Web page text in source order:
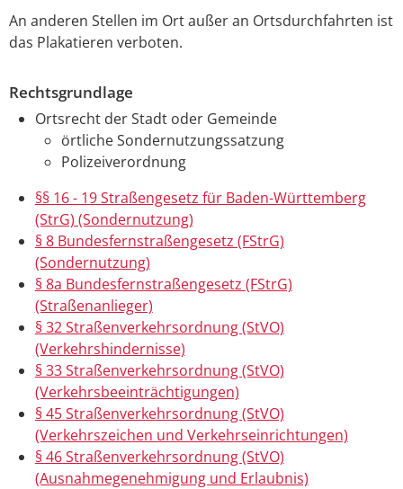
An anderen Stellen im Ort außer an Ortsdurchfahrten ist
das Plakatieren verboten.
Rechtsgrundlage
Ortsrecht der Stadt oder Gemeinde
örtliche Sondernutzungssatzung
Polizeiverordnung
§§ 16 - 19 Straßengesetz für Baden-Württemberg
(StrG) (Sondernutzung)
§ 8 Bundesfernstraßengesetz (FStrG)
(Sondernutzung)
§ 8a Bundesfernstraßengesetz (FStrG)
(Straßenanlieger)
§ 32 Straßenverkehrsordnung (StVO)
(Verkehrshindernisse)
§ 33 Straßenverkehrsordnung (StVO)
(Verkehrsbeeinträchtigungen)
§ 45 Straßenverkehrsordnung (StVO)
(Verkehrszeichen und Verkehrseinrichtungen)
§ 46 Straßenverkehrsordnung (StVO)
(Ausnahmegenehmigung und Erlaubnis)